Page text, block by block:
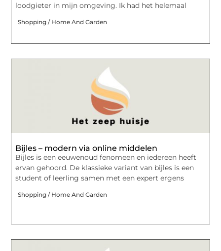
loodgieter in mijn omgeving. Ik had het helemaal
Shopping / Home And Garden
Bijles – modern via online middelen
Bijles is een eeuwenoud fenomeen en iedereen heeft
ervan gehoord. De klassieke variant van bijles is een
student of leerling samen met een expert ergens
Shopping / Home And Garden